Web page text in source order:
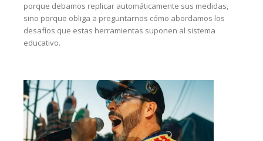
porque debamos replicar automáticamente sus medidas,
sino porque obliga a preguntarnos cómo abordamos los
desafíos que estas herramientas suponen al sistema
educativo.